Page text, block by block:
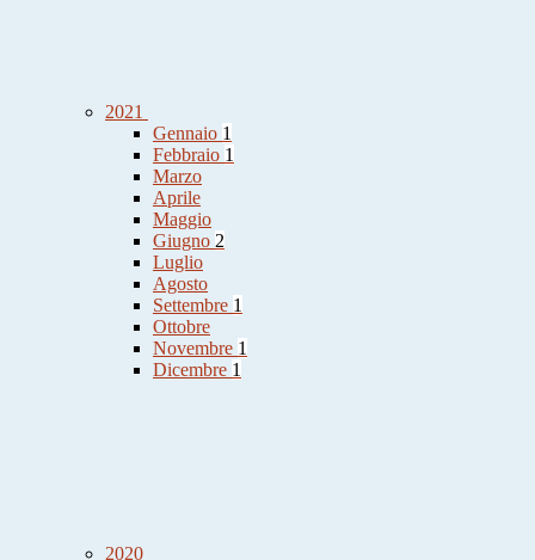
2021
Gennaio 1
Febbraio 1
Marzo
Aprile
Maggio
Giugno 2
Luglio
Agosto
Settembre 1
Ottobre
Novembre 1
Dicembre 1
2020